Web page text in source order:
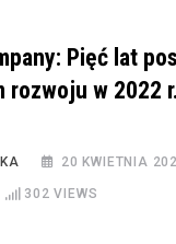
Pięć lat
rozwoju w 2022
20 KWIETNIA
302 VIEWS